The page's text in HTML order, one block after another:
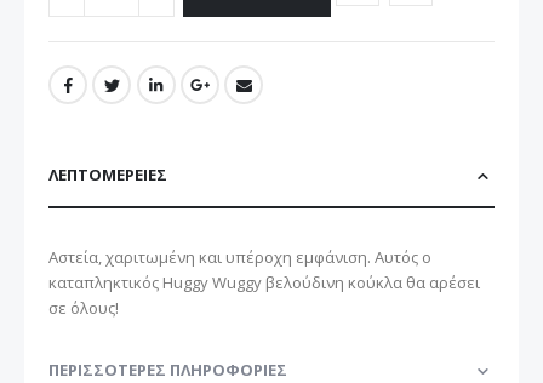
ΛΕΠΤΟΜΈΡΕΙΕΣ
Αστεία, χαριτωμένη και υπέροχη εμφάνιση. Αυτός ο
καταπληκτικός Huggy Wuggy βελούδινη κούκλα θα αρέσει
σε όλους!
ΠΕΡΙΣΣΌΤΕΡΕΣ ΠΛΗΡΟΦΟΡΊΕΣ